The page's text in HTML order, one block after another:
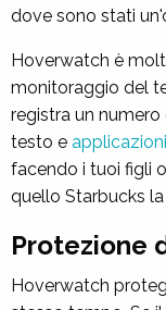
dove sono stati
Hoverwatch è
monitoraggio del
registra un
testo e applicazioni
facendo i tuoi figli
quello Starbucks
Protezione
Hoverwatch